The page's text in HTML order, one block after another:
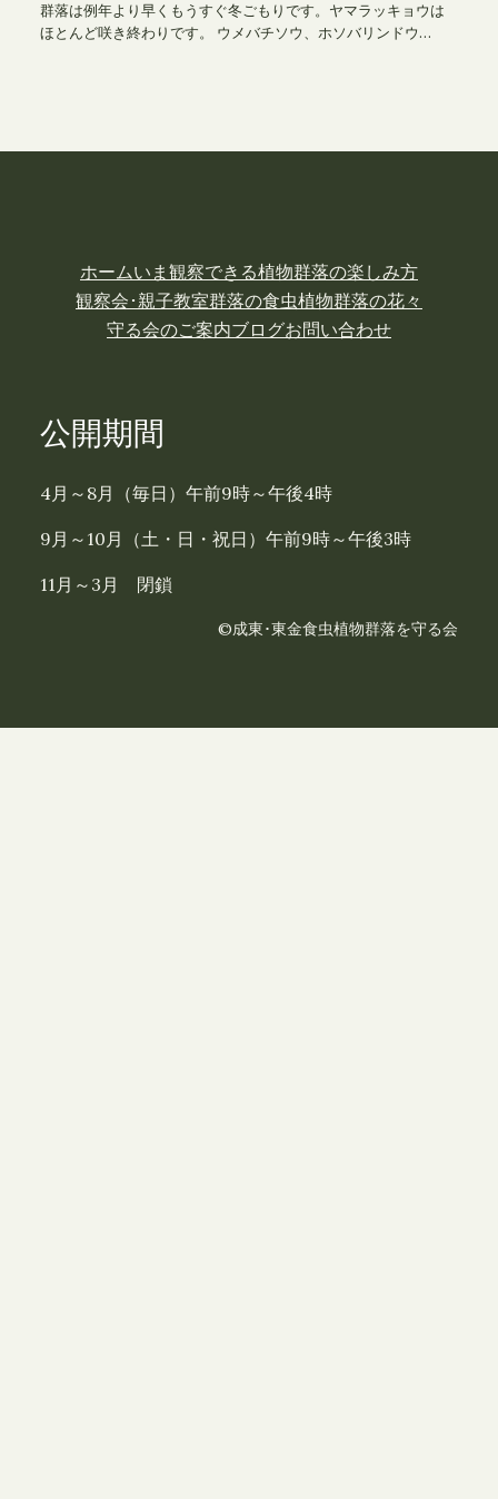
群落は例年より早くもうすぐ冬ごもりです。ヤマラッキョウは
ほとんど咲き終わりです。 ウメバチソウ、ホソバリンドウ…
ホームいま観察できる植物群落の楽しみ方
観察会･親子教室群落の食虫植物群落の花々
守る会のご案内ブログお問い合わせ
公開期間
4月～8月（毎日）午前9時～午後4時
9月～10月（土・日・祝日）午前9時～午後3時
11月～3月 閉鎖
©成東･東金食虫植物群落を守る会